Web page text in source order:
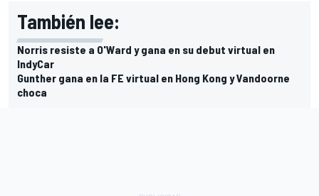
También lee:
Norris resiste a O'Ward y gana en su debut virtual en
IndyCar
Gunther gana en la FE virtual en Hong Kong y Vandoorne
choca